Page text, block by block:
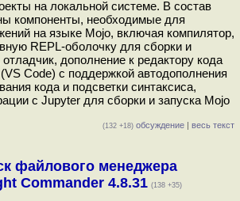
на локальной системе. В состав
компоненты, необходимые для
на языке Mojo, включая компилятор,
REPL-оболочку для сборки и
дополнение к редактору кода
Code) с поддержкой автодополнения
кода и подсветки синтаксиса,
с Jupyter для сборки и запуска Mojo
(132 +18) обсуждение | весь текст
файлового менеджера
Commander 4.8.31 (138 +35)